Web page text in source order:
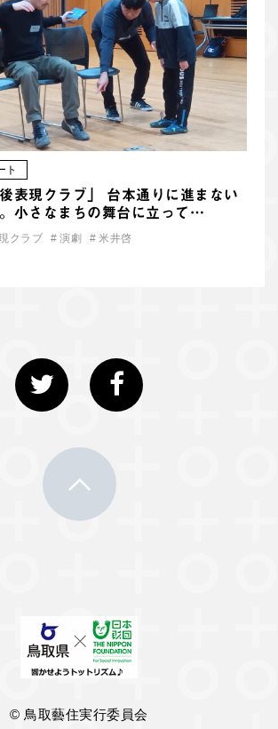
ト
後表現クラブ」 台本通りに進まない
小さなまちの舞台に立って…
クラブ # 演劇 # 米井啓
© 鳥取藝住実行委員会